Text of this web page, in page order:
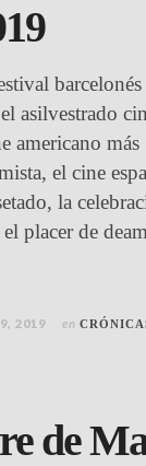
barcelonés
asilvestrado
americano más
el cine
la
placer de
2019 en
de